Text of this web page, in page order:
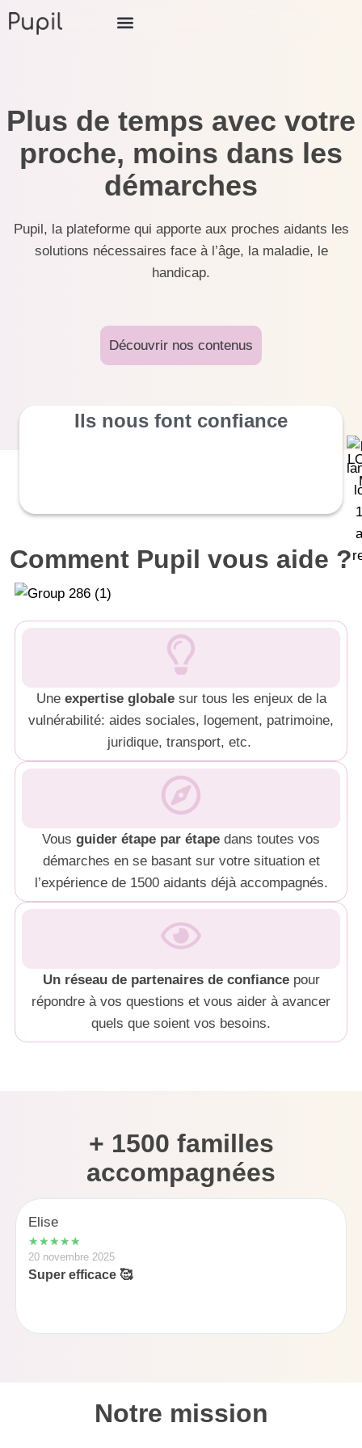
Plus de temps avec votre
proche, moins dans les
démarches
Pupil, la plateforme qui apporte aux proches aidants les
solutions nécessaires face à l’âge, la maladie, le
handicap.
Découvrir nos contenus
Ils nous font confiance
Comment Pupil vous aide ?
Une expertise globalesur tous les enjeux de la
vulnérabilité: aides sociales, logement, patrimoine,
juridique, transport, etc.
Vous guider étape par étape dans toutes vos
démarches en se basant sur votre situation et
l’expérience de 1500 aidants déjà accompagnés.
Un réseau de partenaires de confiance pour
répondre à vos questions et vous aider à avancer
quels que soient vos besoins.
+ 1500 familles
accompagnées
Elise
☆☆☆☆☆
20 novembre 2025
Super efficace 🥰
Notre mission